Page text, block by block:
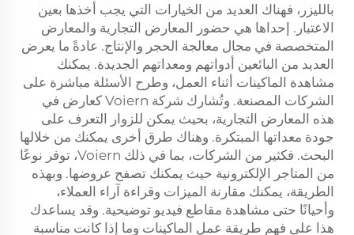
بالليزر، فهناك العديد من الخيارات التي يجب أخذها بعين
الاعتبار. إحداها هي حضور المعارض التجارية والمعارض
المتخصصة في مجال معالجة الحجر والإنتاج. عادةً ما يعرض
العديد من البائعين أدواتهم ومعداتهم الجديدة. يمكنك
مشاهدة الماكينات أثناء العمل، وطرح الأسئلة مباشرة على
الشركات المصنعة. وتُشارك شركة Voiern كعارض في
هذه المعارض التجارية، بحيث يمكن للزوار التعرف على
جودة معداتها المبتكرة. وهناك طرق أخرى يمكنك من خلالها
البحث. فكثير من الشركات، بما في ذلك Voiern، توفر نوعًا
من المتاجر الإلكترونية حيث يمكنك تصفح عروضها. وبهذه
الطريقة، يمكنك مقارنة الميزات وقراءة آراء العملاء،
وأحيانًا حتى مشاهدة مقاطع فيديو توضيحية. وقد يساعدك
هذا على فهم طريقة عمل الماكينات وما إذا كانت مناسبة